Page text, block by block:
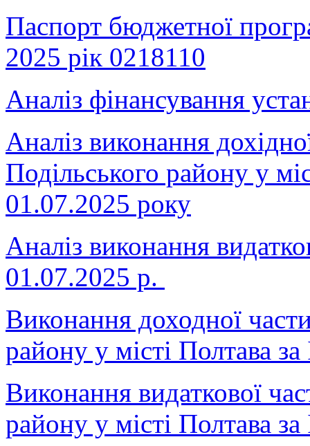
Паспорт бюджетної
2025 рік 0218110
Аналіз фінансування
Аналіз виконання
Подільського району у
01.07.2025 року
Аналіз виконання
01.07.2025 р.
Виконання доходної
району у місті Полтава
Виконання видаткової
району у місті Полтава